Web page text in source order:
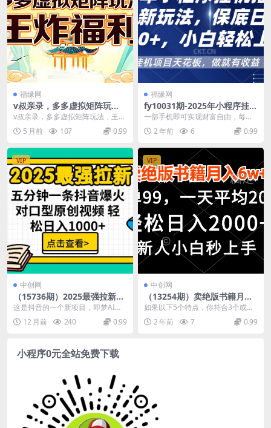
福缘网
v叔亲录，多多虚拟矩阵玩
法，王炸福利限时领取
v叔亲录，多多虚拟矩阵玩法，王炸
福利限时领取 交流QQ群：7404...
5 月前 107 0.99
福缘网
fy10031期-2025年小程序挂机
推广最新玩法，保底日入800
+，小白轻松上手
一部手机即可实现财富自由，每天
抽出1个小时时间轻松保底日入800
+，这个挂机项目...
2 年前 6 0.99
VIP
中创网
（15736期）2025最强拉新，
单用户下载5块佣金，5分钟一
条抖音爆火原创对口型视频，
…
这是抖音的一个新项目，即梦AI剪
映 醒图的拉新项目，账号不需变实
名可以矩阵操作，...
12 月前 240 0.99
VIP
中创网
（13254期）卖绝版书籍月入6
w+，一单99，轻松日入2000
+，新人小白秒上手
如果以下5个特点，你符合3个或者
3个以上的，一定要好好看这个课
程！【内含彩蛋，不...
2 年前 7 0.99
小程序0元全站免费下载